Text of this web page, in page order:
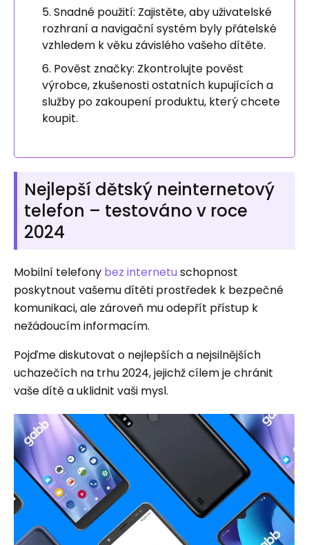
Snadné použití: Zajistěte, aby uživatelské
rozhraní a navigační systém byly přátelské
vzhledem k věku závislého vašeho dítěte.
Pověst značky: Zkontrolujte pověst
výrobce, zkušenosti ostatních kupujících a
služby po zakoupení produktu, který chcete
koupit.
Nejlepší dětský neinternetový
telefon – testováno v roce
2024
Mobilní telefony bez internetu schopnost
poskytnout vašemu dítěti prostředek k bezpečné
komunikaci, ale zároveň mu odepřít přístup k
nežádoucím informacím.
Pojďme diskutovat o nejlepších a nejsilnějších
uchazečích na trhu 2024, jejichž cílem je chránit
vaše dítě a uklidnit vaši mysl.